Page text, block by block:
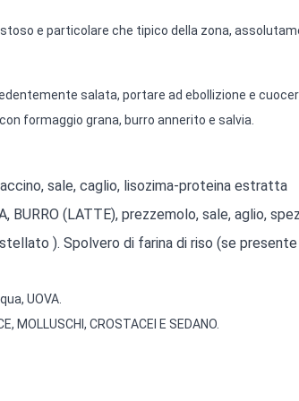
e particolare che tipico della zona,
salata, portare ad ebollizione e
formaggio grana, burro annerito e salvia.
sale, caglio, lisozima-proteina estratta
BURRO (LATTE), prezzemolo, sale, aglio,
). Spolvero di farina di riso (se presente
UOVA.
MOLLUSCHI, CROSTACEI E SEDANO.